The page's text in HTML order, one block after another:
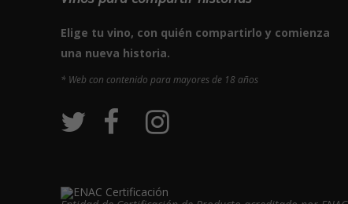
Elige tu vino, con quién compartirlo y comienza
una nueva historia.
* Web con contenido para mayores de 18 años